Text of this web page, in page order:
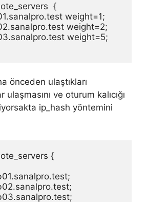
{
weight=1;
weight=2;
weight=5;
önceden ulaştıkları
ve oturum kalıcığı
ip_hash yöntemini
{